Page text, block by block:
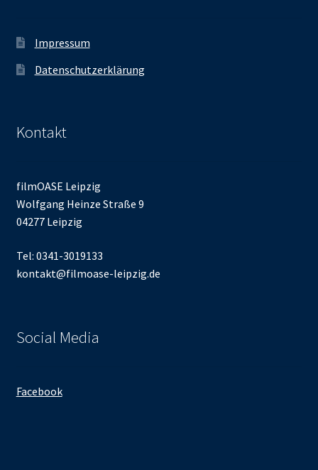
Impressum
Datenschutzerklärung
Kontakt
filmOASE Leipzig
Wolfgang Heinze Straße 9
04277 Leipzig
Tel: 0341-3019133
kontakt@filmoase-leipzig.de
Social Media
Facebook